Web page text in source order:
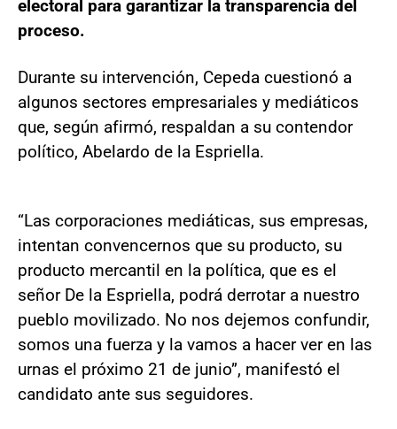
electoral para garantizar la transparencia del
proceso.
Durante su intervención, Cepeda cuestionó a
algunos sectores empresariales y mediáticos
que, según afirmó, respaldan a su contendor
político, Abelardo de la Espriella.
“Las corporaciones mediáticas, sus empresas,
intentan convencernos que su producto, su
producto mercantil en la política, que es el
señor De la Espriella, podrá derrotar a nuestro
pueblo movilizado. No nos dejemos confundir,
somos una fuerza y la vamos a hacer ver en las
urnas el próximo 21 de junio”, manifestó el
candidato ante sus seguidores.